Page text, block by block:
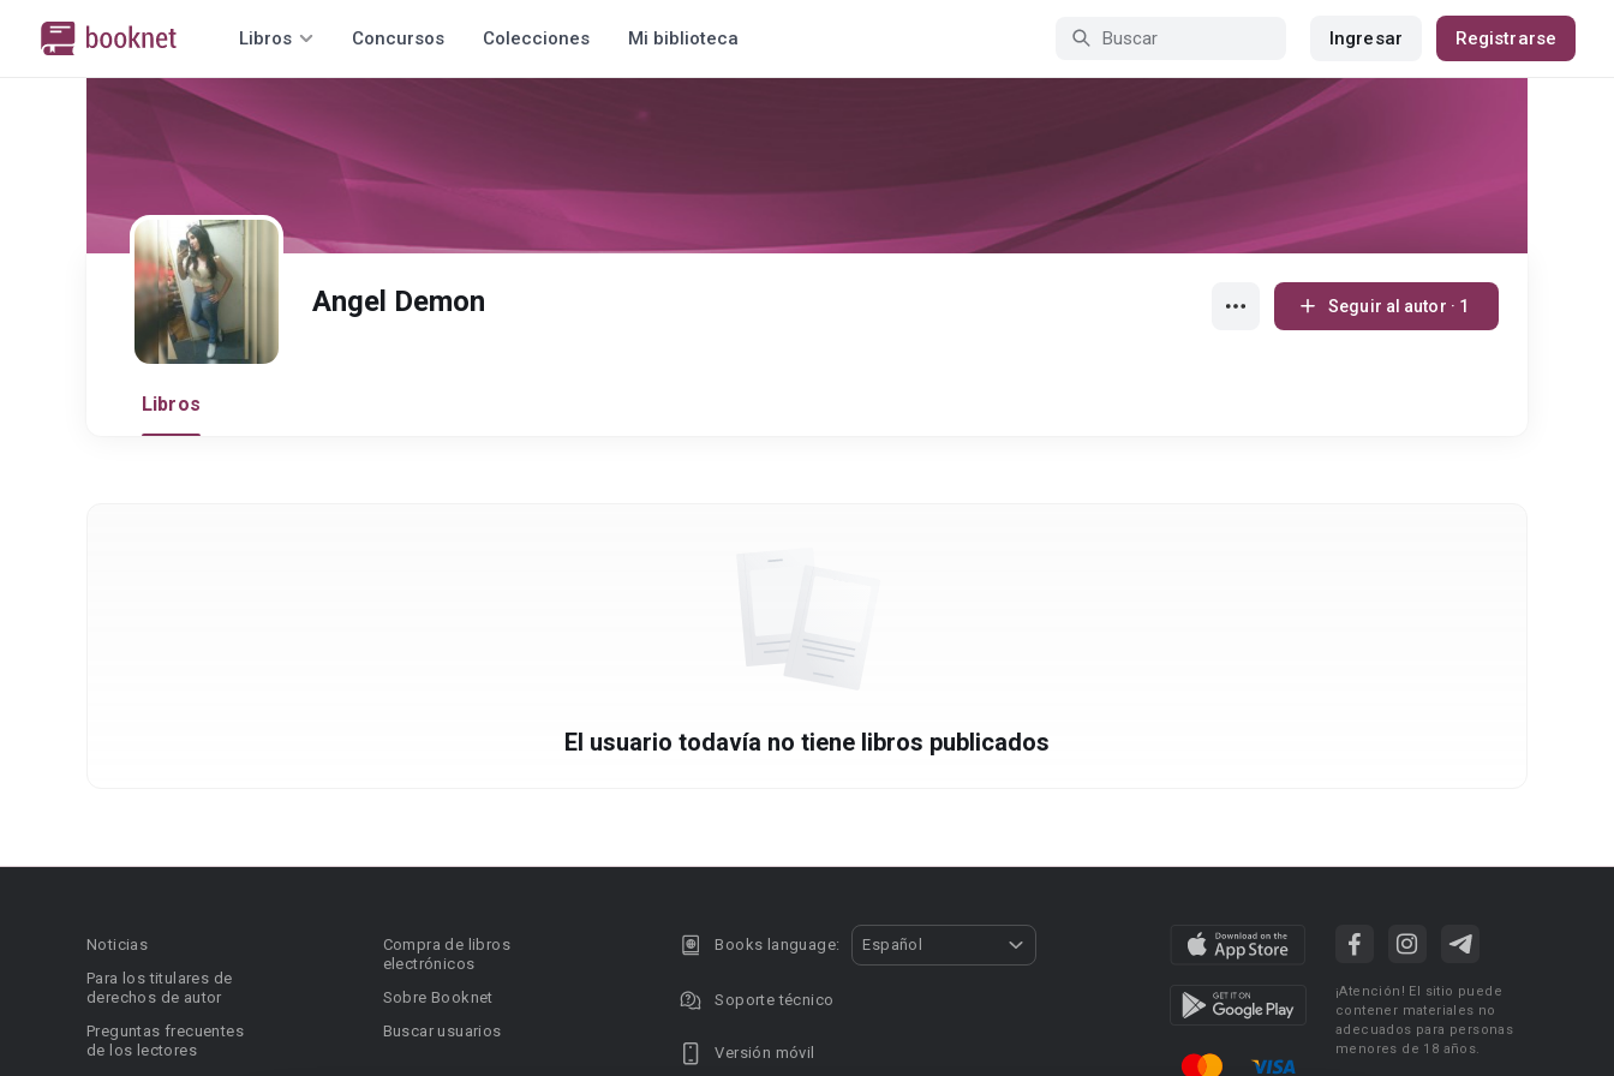
Libros Concursos Colecciones Mi biblioteca Ingresar Registrarse
Angel Demon Seguir al autor · 1
Libros
El usuario todavía no tiene libros publicados
Noticias
Para los titulares de
derechos de autor
Preguntas frecuentes
de los lectores
Compra de libros
electrónicos
Sobre Booknet
Buscar usuarios
Books language: Español
Soporte técnico
Versión móvil
¡Atención! El sitio puede
contener materiales no
adecuados para personas
menores de 18 años.